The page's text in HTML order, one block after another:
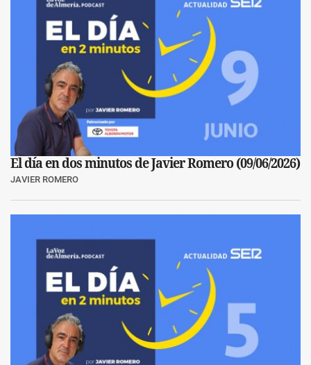
El día en dos minutos de Javier Romero (09/06/2026)
JAVIER ROMERO